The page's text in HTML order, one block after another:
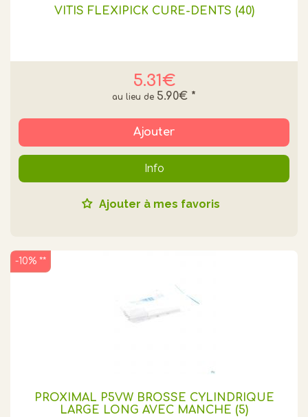
VITIS FLEXIPICK CURE-DENTS (40)
5.31€
5.90€ *
Ajouter
Info
Ajouter à mes favoris
PROXIMAL P5VW BROSSE CYLINDRIQUE
LARGE LONG AVEC MANCHE (5)
-10% **